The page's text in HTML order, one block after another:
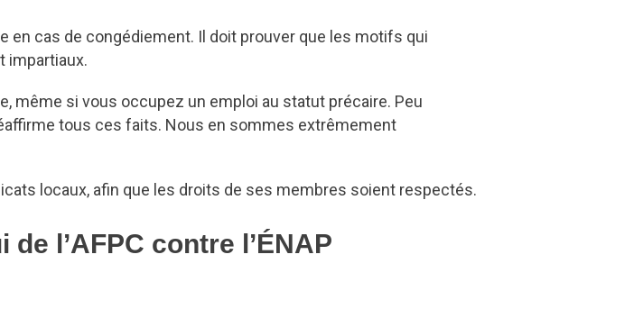
en cas de congédiement. Il doit prouver que les motifs qui
impartiaux.
même si vous occupez un emploi au statut précaire. Peu
tous ces faits. Nous en sommes extrêmement
locaux, afin que les droits de ses membres soient respectés.
l’AFPC contre l’ÉNAP